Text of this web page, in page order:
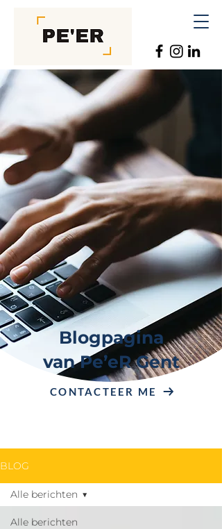
Blogpagina
van Pe’eR Gent
CONTACTEER ME
BLOG
Alle berichten
Alle berichten